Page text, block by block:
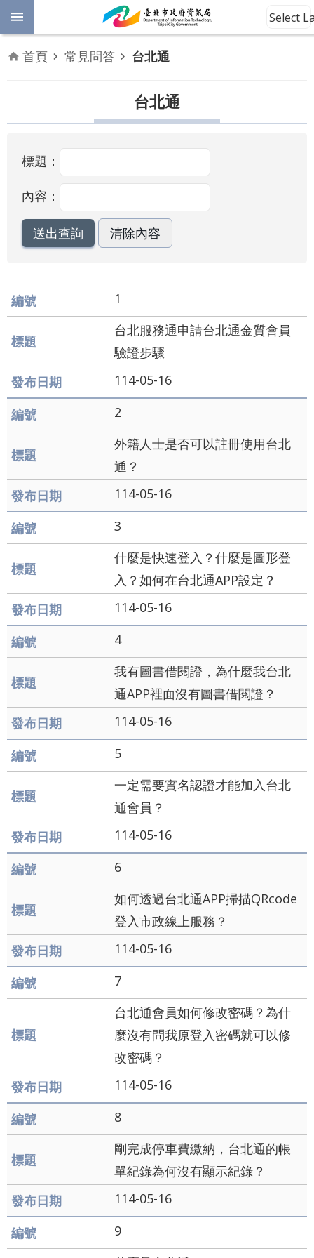
跳到主要內容區塊
進
料
公
告
業
務
資
訊
資
訊
公
開
關
於
資
訊
站
導
覽
English
陳
情
系
常
見
問
答
台
通
政
府
網
資
料
開
放
宣
告
隱
私
Select
首頁 常見問答 台北通
台北通
標題：
內容：
1
台北服務通申請台北通金質會員
驗證步驟
114-05-16
2
外籍人士是否可以註冊使用台北
通？
114-05-16
3
什麼是快速登入？什麼是圖形登
入？如何在台北通APP設定？
114-05-16
4
我有圖書借閱證，為什麼我台北
通APP裡面沒有圖書借閱證？
114-05-16
5
一定需要實名認證才能加入台北
通會員？
114-05-16
6
如何透過台北通APP掃描QRcode
登入市政線上服務？
114-05-16
7
台北通會員如何修改密碼？為什
麼沒有問我原登入密碼就可以修
改密碼？
114-05-16
8
剛完成停車費繳納，台北通的帳
單紀錄為何沒有顯示紀錄？
114-05-16
9